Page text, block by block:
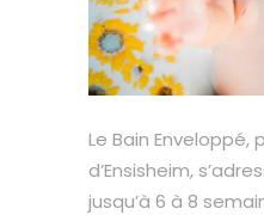
Le Bain Enveloppé,
d’Ensisheim,
jusqu’à 6 à 8